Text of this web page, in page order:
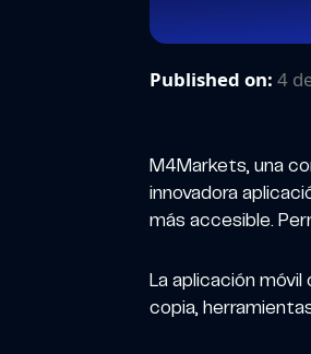
Published on:4
M4Markets, una
innovadora
más accesible.
La aplicación
copia,